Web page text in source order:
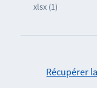
xlsx (1)
Récupérer